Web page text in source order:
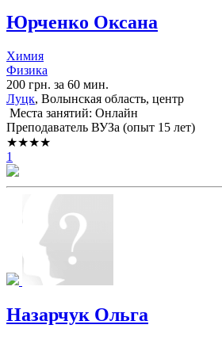
Юрченко Оксана
Химия
Физика
200 грн. за 60 мин.
Луцк, Волынская область, центр
Места занятий: Онлайн
Преподаватель ВУЗа (опыт 15 лет)
★★★★
1
Назарчук Ольга